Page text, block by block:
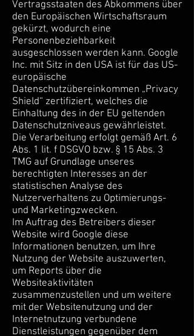
Vertragsstaaten des Abkommens über
den Europäischen Wirtschaftsraum
gekürzt, wodurch eine
Personenbeziehbarkeit
ausgeschlossen werden kann. Google
Inc. mit Sitz in den USA ist für das US-
europäische
Datenschutzübereinkommen „Privacy
Shield“ zertifiziert, welches die
Einhaltung des in der EU geltenden
Datenschutzniveaus gewährleistet.
Die Verarbeitung erfolgt gemäß Art. 6
Abs. 1 lit. f DSGVO bzw. § 15 Abs. 3
TMG auf Grundlage unseres
berechtigten Interesses an der
statistischen Analyse des
Nutzerverhaltens zu Optimierungs-
und Marketingzwecken.
Im Auftrag des Betreibers dieser
Website wird Google diese
Informationen benutzen, um Ihre
Nutzung der Website auszuwerten,
um Reports über die
Websiteaktivitäten
zusammenzustellen und um weitere
mit der Websitenutzung und der
Internetnutzung verbundene
Dienstleistungen gegenüber dem